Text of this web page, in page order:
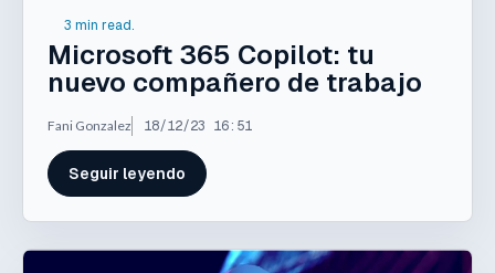
3 min read.
Microsoft 365 Copilot: tu
nuevo compañero de trabajo
Fani Gonzalez 18/12/23 16:51
Seguir leyendo